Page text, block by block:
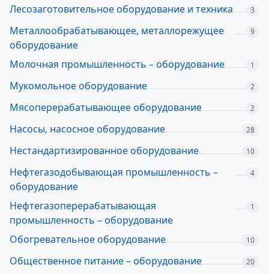
Лесозаготовительное оборудование и техника 3
Металлообрабатывающее, металлорежущее
оборудование
9
Молочная промышленность – оборудование 1
Мукомольное оборудование 2
Мясоперерабатывающее оборудование 2
Насосы, насосное оборудование 28
Нестандартизированное оборудование 10
Нефтегазодобывающая промышленность –
оборудование
4
Нефтегазоперерабатывающая
промышленность – оборудование
1
Обогревательное оборудование 10
Общественное питание – оборудование 20